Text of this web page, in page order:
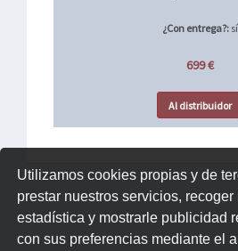
Utilizamos cookies propias y de
prestar nuestros servicios, recoger
estadística y mostrarle publicidad
con sus preferencias mediante el
¿Con entrega?:sí
699 €
Al distribuidor